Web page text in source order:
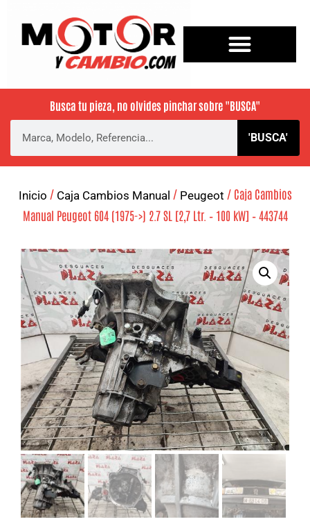
Busca tu pieza, no olvides pinchar sobre "BUSCA"
'BUSCA'
Inicio / Caja Cambios Manual / Peugeot / Caja Cambios
Manual Peugeot 604 (1975->) 2.7 SL [2,7 Ltr. – 100 kW] – 443744